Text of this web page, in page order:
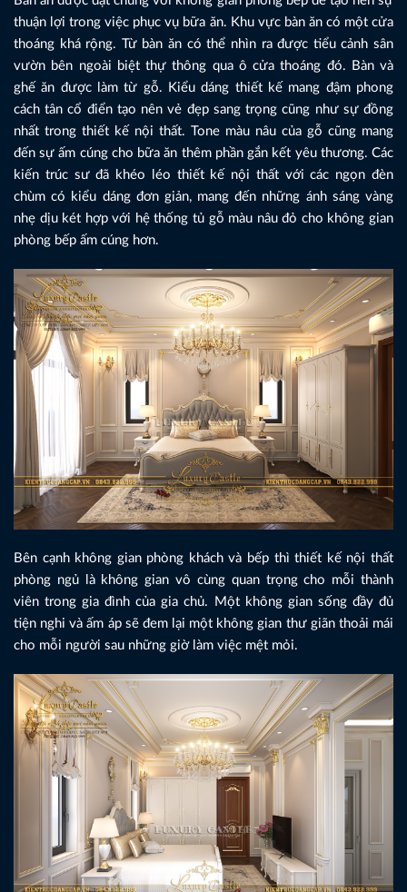
thuận lợi trong việc phục vụ bữa ăn. Khu vực bàn ăn có một cửa
thoáng khá rộng. Từ bàn ăn có thể nhìn ra được tiểu cảnh sân
vườn bên ngoài biệt thự thông qua ô cửa thoáng đó. Bàn và
ghế ăn được làm từ gỗ. Kiểu dáng thiết kế mang đậm phong
cách tân cổ điển tạo nên vẻ đẹp sang trọng cũng như sự đồng
nhất trong thiết kế nội thất. Tone màu nâu của gỗ cũng mang
đến sự ấm cúng cho bữa ăn thêm phần gắn kết yêu thương. Các
kiến trúc sư đã khéo léo thiết kế nội thất với các ngọn đèn
chùm có kiểu dáng đơn giản, mang đến những ánh sáng vàng
nhẹ dịu két hợp với hệ thống tủ gỗ màu nâu đỏ cho không gian
phòng bếp ấm cúng hơn.
Bên cạnh không gian phòng khách và bếp thì thiết kế nội thất
phòng ngủ là không gian vô cùng quan trọng cho mỗi thành
viên trong gia đình của gia chủ. Một không gian sống đầy đủ
tiện nghi và ấm áp sẽ đem lại một không gian thư giãn thoải mái
cho mỗi người sau những giờ làm việc mệt mỏi.